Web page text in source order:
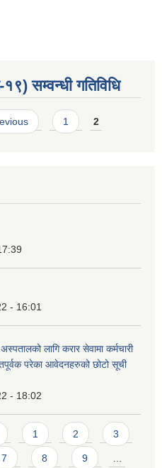
सम्वन्धी गतिविधि
1 2
- 16:01
लागि करार सेवामा कर्मचारी
परेका आवेदनहरुको छोटो सूची
- 18:02
1 2 3
7 8 9 …